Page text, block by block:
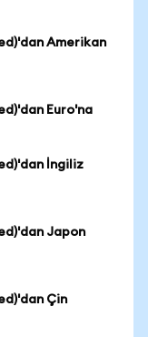
Amerikan
Euro'na
İngiliz
Japon
Çin